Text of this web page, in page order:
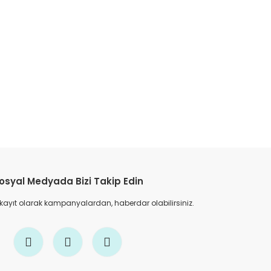
Medyada Bizi Takip Edin
olarak kampanyalardan, haberdar olabilirsiniz.